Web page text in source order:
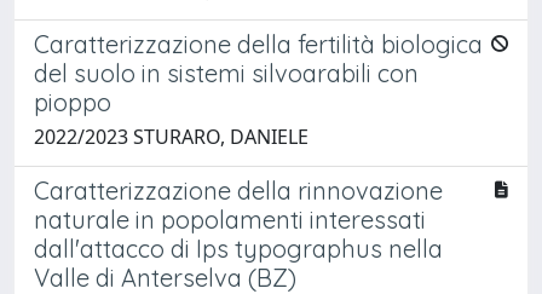
Caratterizzazione della fertilità biologica
del suolo in sistemi silvoarabili con
pioppo
2022/2023 STURARO, DANIELE
Caratterizzazione della rinnovazione
naturale in popolamenti interessati
dall'attacco di Ips typographus nella
Valle di Anterselva (BZ)